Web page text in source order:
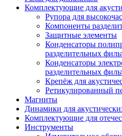
Комплектующие для
Рупора для
Компоненты
Защитные элементы
Конденсаторы
разделительных
Конденсаторы
разделительных
Крепёж для
Ретикулированный
Магниты
Динамики для
Комплектующие для
Инструменты